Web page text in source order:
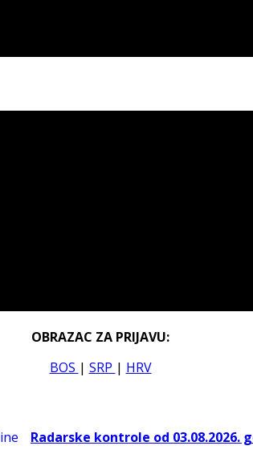
OBRAZAC ZA PRIJAVU:
BOS | SRP | HRV
Radarske kontrole od 03.08.2026.